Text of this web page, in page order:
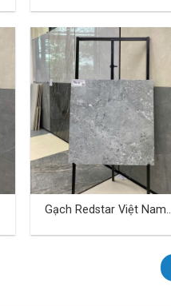
Gạch Redstar Việt Nam